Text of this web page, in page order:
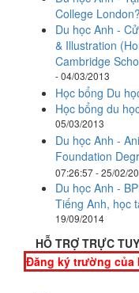
College London?
Du học Anh -
& Illustration
Cambridge
- 04/03/2013
Học bổng Du
Học bổng du
05/03/2013
Du học Anh -
Foundation
07:26:57 - 25/02/
Du học Anh -
Tiếng Anh, học
19/09/2014
HỖ TRỢ TRỰC
Đăng ký trường của